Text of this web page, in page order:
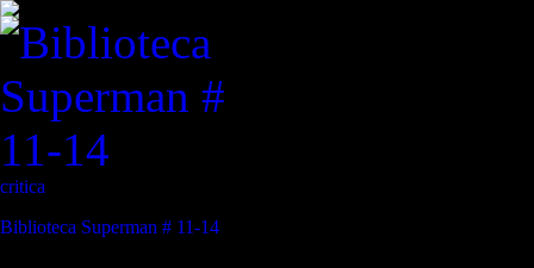
critica
Biblioteca Superman # 11-14